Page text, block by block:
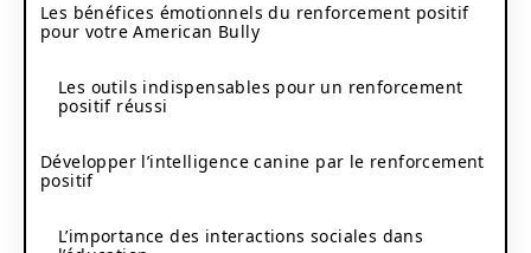
Les bénéfices émotionnels du renforcement positif
pour votre American Bully
Les outils indispensables pour un renforcement
positif réussi
Développer l’intelligence canine par le renforcement
positif
L’importance des interactions sociales dans